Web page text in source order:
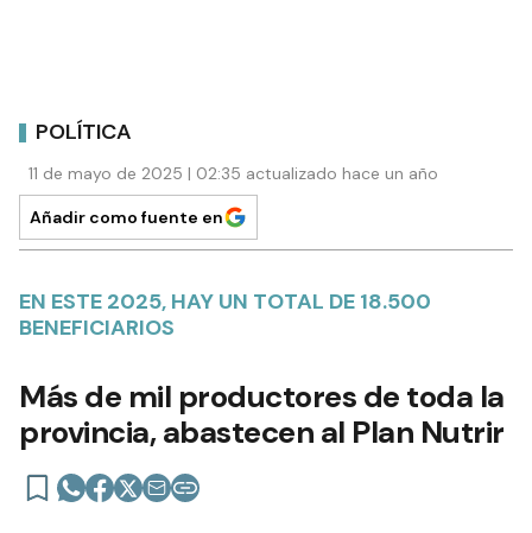
POLÍTICA
11 de mayo de 2025 | 02:35 actualizado hace un año
Añadir como fuente en
EN ESTE 2025, HAY UN TOTAL DE 18.500
BENEFICIARIOS
Más de mil productores de toda la
provincia, abastecen al Plan Nutrir